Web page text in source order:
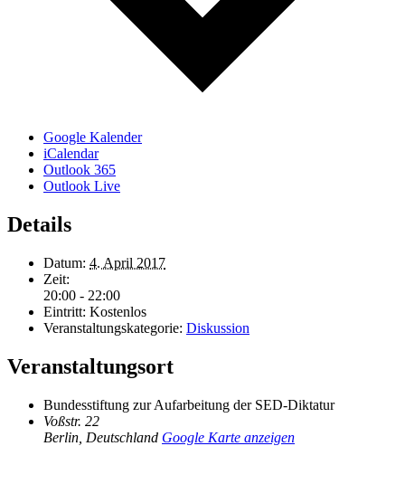
Google Kalender
iCalendar
Outlook 365
Outlook Live
Details
Datum: 4. April 2017
Zeit:
20:00 - 22:00
Eintritt: Kostenlos
Veranstaltungskategorie: Diskussion
Veranstaltungsort
Bundesstiftung zur Aufarbeitung der SED-Diktatur
Voßstr. 22
Berlin Deutschland Google Karte anzeigen